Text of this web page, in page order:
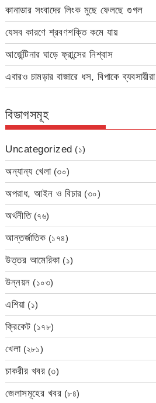
কানাডার সংবাদের লিংক মুছে ফেলছে গুগল
যেসব কারণে শ্রবণশক্তি কমে যায়
আর্জেন্টিনার ঘাড়ে ফ্রান্সের নিশ্বাস
এবারও চামড়ার বাজারে ধস, বিপাকে ব্যবসায়ীরা
বিভাগসমূহ
Uncategorized (১)
অন্যান্য খেলা(৩০)
অপরাধ, আইন ও বিচার (৩০)
অর্থনীতি(৭৬)
আন্তর্জাতিক (১৭৪)
উত্তর আমেরিকা(১)
উন্নয়ন (১০৩)
এশিয়া(১)
ক্রিকেট (১৭৮)
খেলা(২৮১)
চাকরীর খবর (৩)
জেলাসমূহের খবর (৮৪)